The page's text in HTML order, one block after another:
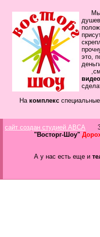
Статьи
Галерея
Гостевая
Вход для клиентов
Пользователь
Запомнить
это,
Накомплекс специальные
сайт создан студией ABCA
"Восторг-Шоу"
А у нас есть еще и